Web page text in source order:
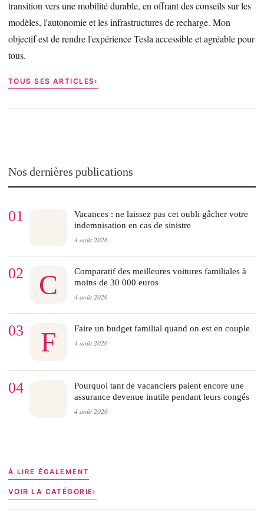
transition vers une mobilité durable, en offrant des conseils sur les
modèles, l'autonomie et les infrastructures de recharge. Mon
objectif est de rendre l'expérience Tesla accessible et agréable pour
tous.
TOUS SES ARTICLES
Nos dernières publications
01
Vacances : ne laissez pas cet oubli gâcher votre
indemnisation en cas de sinistre
4 août 2026
02 C
Comparatif des meilleures voitures familiales à
moins de 30 000 euros
4 août 2026
03 F Faire un budget familial quand on est en couple
4 août 2026
04
Pourquoi tant de vacanciers paient encore une
assurance devenue inutile pendant leurs congés
4 août 2026
À LIRE ÉGALEMENT
VOIR LA CATÉGORIE